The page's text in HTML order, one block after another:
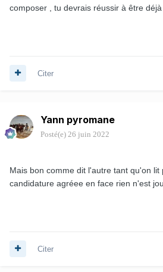
composer , tu devrais réussir à être déjà
Citer
Yann pyromane
Posté(e) 26 juin 2022
Mais bon comme dit l'autre tant qu'on lit
candidature agréee en face rien n'est
Citer